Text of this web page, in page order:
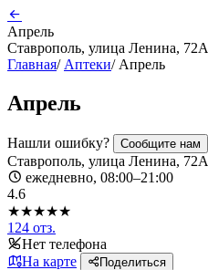
Апрель
Ставрополь, улица Ленина, 72А
Главная/ Аптеки/ Апрель
Апрель
Нашли ошибку? Сообщите нам
Ставрополь, улица Ленина, 72А
ежедневно, 08:00–21:00
4.6
★★★★★
124 отз.
Нет телефона
На карте
Поделиться